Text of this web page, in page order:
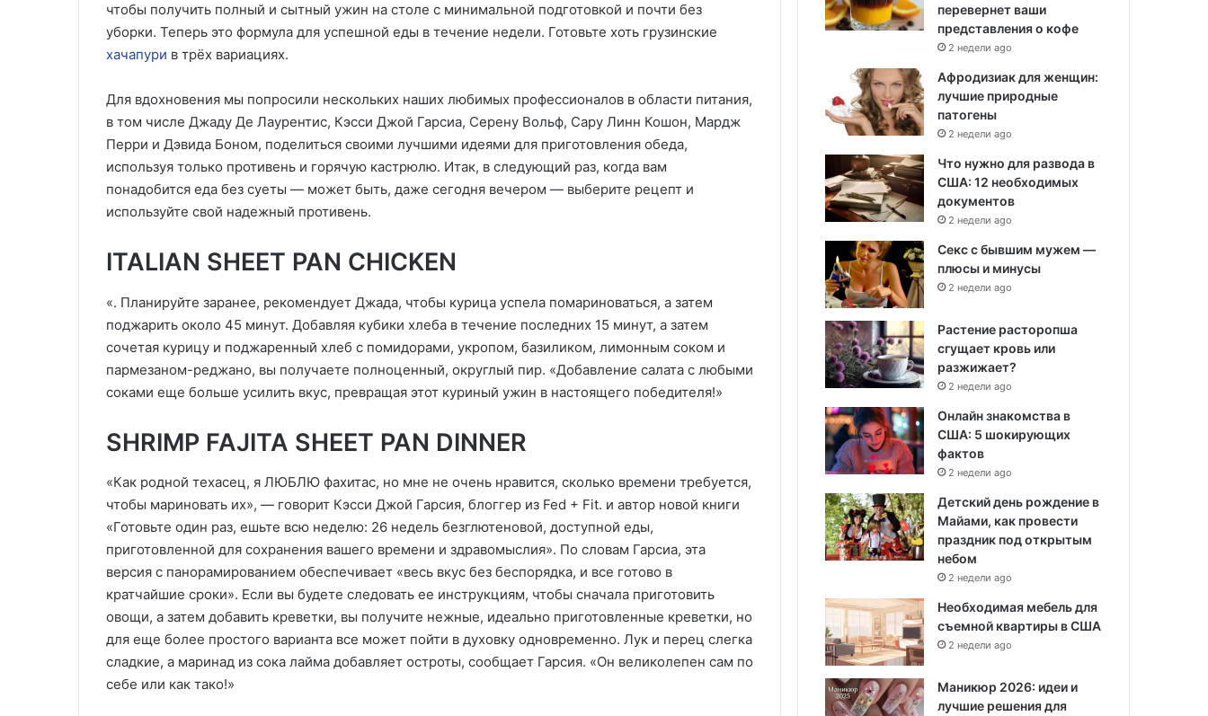
чтобы получить полный и сытный ужин на столе с минимальной подготовкой и почти без
уборки. Теперь это формула для успешной еды в течение недели. Готовьте хоть грузинские
хачапури в трёх вариациях.
Для вдохновения мы попросили нескольких наших любимых профессионалов в области питания,
в том числе Джаду Де Лаурентис, Кэсси Джой Гарсиа, Серену Вольф, Сару Линн Кошон, Мардж
Перри и Дэвида Боном, поделиться своими лучшими идеями для приготовления обеда,
используя только противень и горячую кастрюлю. Итак, в следующий раз, когда вам
понадобится еда без суеты — может быть, даже сегодня вечером — выберите рецепт и
используйте свой надежный противень.
ITALIAN SHEET PAN CHICKEN
«. Планируйте заранее, рекомендует Джада, чтобы курица успела помариноваться, а затем
поджарить около 45 минут. Добавляя кубики хлеба в течение последних 15 минут, а затем
сочетая курицу и поджаренный хлеб с помидорами, укропом, базиликом, лимонным соком и
пармезаном-реджано, вы получаете полноценный, округлый пир. «Добавление салата с любыми
соками еще больше усилить вкус, превращая этот куриный ужин в настоящего победителя!»
SHRIMP FAJITA SHEET PAN DINNER
«Как родной техасец, я ЛЮБЛЮ фахитас, но мне не очень нравится, сколько времени требуется,
чтобы мариновать их», — говорит Кэсси Джой Гарсия, блоггер из Fed + Fit. и автор новой книги
«Готовьте один раз, ешьте всю неделю: 26 недель безглютеновой, доступной еды,
приготовленной для сохранения вашего времени и здравомыслия». По словам Гарсиа, эта
версия с панорамированием обеспечивает «весь вкус без беспорядка, и все готово в
кратчайшие сроки». Если вы будете следовать ее инструкциям, чтобы сначала приготовить
овощи, а затем добавить креветки, вы получите нежные, идеально приготовленные креветки, но
для еще более простого варианта все может пойти в духовку одновременно. Лук и перец слегка
сладкие, а маринад из сока лайма добавляет остроты, сообщает Гарсия. «Он великолепен сам по
себе или как тако!»
перевернет ваши
представления о кофе
2 недели ago
Афродизиак для женщин:
лучшие природные
патогены
2 недели ago
Что нужно для развода в
США: 12 необходимых
документов
2 недели ago
Секс с бывшим мужем —
плюсы и минусы
2 недели ago
Растение расторопша
сгущает кровь или
разжижает?
2 недели ago
Онлайн знакомства в
США: 5 шокирующих
фактов
2 недели ago
Детский день рождение в
Майами, как провести
праздник под открытым
небом
2 недели ago
Необходимая мебель для
съемной квартиры в США
2 недели ago
Маникюр 2026: идеи и
лучшие решения для